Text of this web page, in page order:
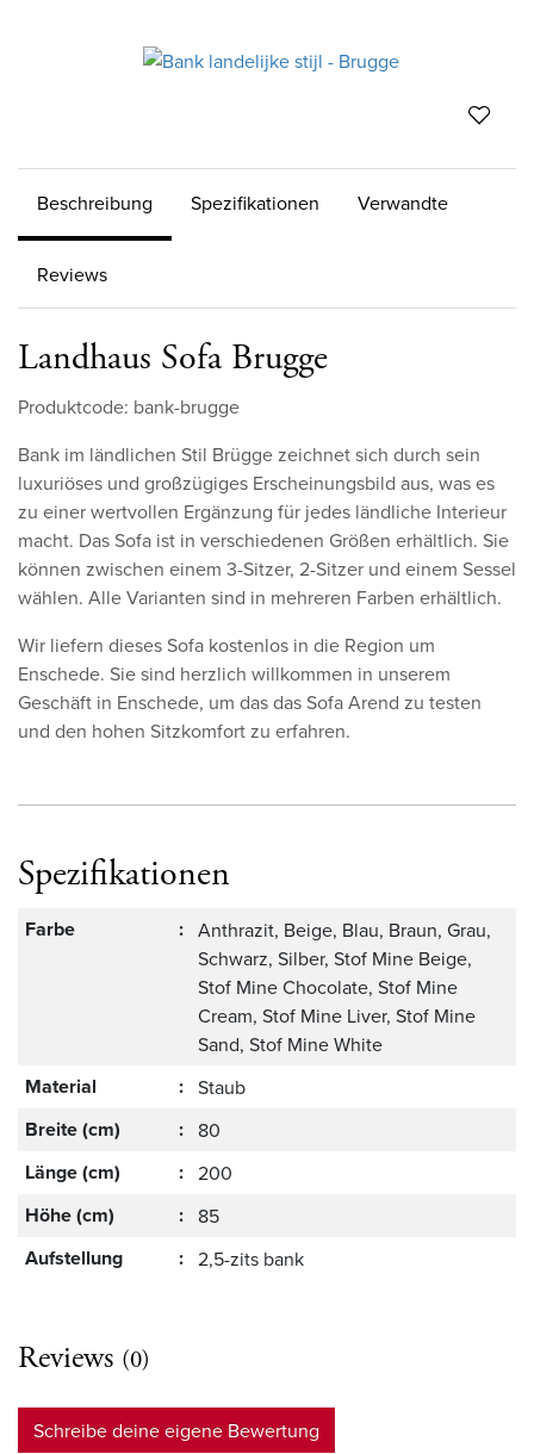
Beschreibung Spezifikationen Verwandte
Reviews
Landhaus Sofa Brugge
Produktcode: bank-brugge
Bank im ländlichen Stil Brügge zeichnet sich durch sein
luxuriöses und großzügiges Erscheinungsbild aus, was es
zu einer wertvollen Ergänzung für jedes ländliche Interieur
macht. Das Sofa ist in verschiedenen Größen erhältlich. Sie
können zwischen einem 3-Sitzer, 2-Sitzer und einem Sessel
wählen. Alle Varianten sind in mehreren Farben erhältlich.
Wir liefern dieses Sofa kostenlos in die Region um
Enschede. Sie sind herzlich willkommen in unserem
Geschäft in Enschede, um das das Sofa Arend zu testen
und den hohen Sitzkomfort zu erfahren.
Spezifikationen
Farbe : Anthrazit, Beige, Blau, Braun, Grau,
Schwarz, Silber, Stof Mine Beige,
Stof Mine Chocolate, Stof Mine
Cream, Stof Mine Liver, Stof Mine
Sand, Stof Mine White
Material : Staub
Breite (cm) : 80
Länge (cm) : 200
Höhe (cm) : 85
Aufstellung : 2,5-zits bank
Reviews (0)
Schreibe deine eigene Bewertung